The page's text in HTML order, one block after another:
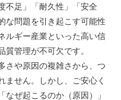
足」「耐久性」「安全
な問題を引き起こす可能性
ルギー産業といった高い信
管理が不可欠です。
さや原因の複雑さから、つ
ません。しかし、ご安心く
ぜ起こるのか（原因）」